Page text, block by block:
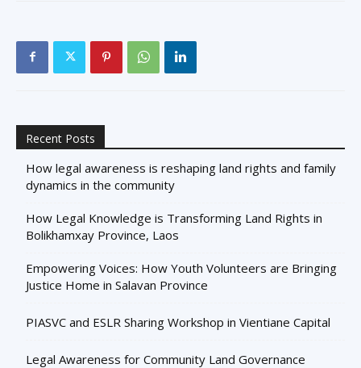
Recent Posts
How legal awareness is reshaping land rights and family
dynamics in the community
How Legal Knowledge is Transforming Land Rights in
Bolikhamxay Province, Laos
Empowering Voices: How Youth Volunteers are Bringing
Justice Home in Salavan Province
PIASVC and ESLR Sharing Workshop in Vientiane Capital
Legal Awareness for Community Land Governance